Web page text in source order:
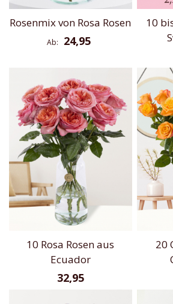
Rosenmix von Rosa Rosen
Ab 24,95
10
10 Rosa Rosen aus
Ecuador
32,95
20